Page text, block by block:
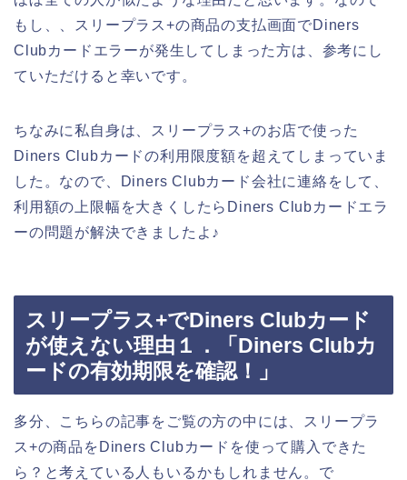
もし、、スリープラス+の商品の支払画面でDiners
Clubカードエラーが発生してしまった方は、参考にし
ていただけると幸いです。
ちなみに私自身は、スリープラス+のお店で使った
Diners Clubカードの利用限度額を超えてしまっていま
した。なので、Diners Clubカード会社に連絡をして、
利用額の上限幅を大きくしたらDiners Clubカードエラ
ーの問題が解決できましたよ♪
スリープラス+でDiners Clubカード
が使えない理由１．「Diners Clubカ
ードの有効期限を確認！」
多分、こちらの記事をご覧の方の中には、スリープラ
ス+の商品をDiners Clubカードを使って購入できた
ら？と考えている人もいるかもしれません。で